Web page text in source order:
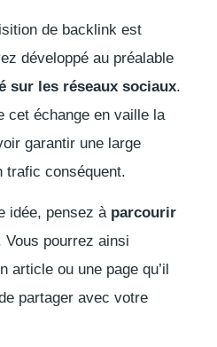
de backlink est
développé au préalable
sur les réseaux sociaux.
cet échange en vaille la
garantir une large
trafic conséquent.
idée, pensez à parcourir
pourrez ainsi
article ou une page qu’il
partager avec votre